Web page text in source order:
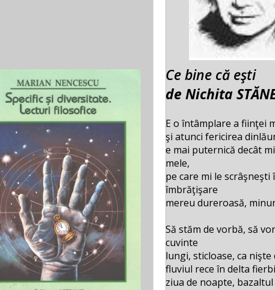
Ce bine că eşti
de Nichita
E o întâmplare a fiinţei
şi atunci fericirea
e mai puternică decât
mele,
pe care mi le
îmbrăţişare
mereu dureroasă,
Să stăm de vorbă, să
cuvinte
lungi, sticloase, ca
fluviul rece în delta
ziua de noapte,